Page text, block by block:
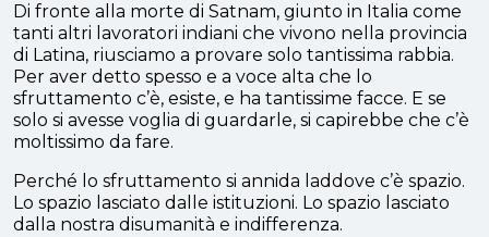
Di fronte alla morte di Satnam, giunto in Italia come
tanti altri lavoratori indiani che vivono nella provincia
di Latina, riusciamo a provare solo tantissima rabbia.
Per aver detto spesso e a voce alta che lo
sfruttamento c’è, esiste, e ha tantissime facce. E se
solo si avesse voglia di guardarle, si capirebbe che c’è
moltissimo da fare.
Perché lo sfruttamento si annida laddove c’è spazio.
Lo spazio lasciato dalle istituzioni. Lo spazio lasciato
dalla nostra disumanità e indifferenza.